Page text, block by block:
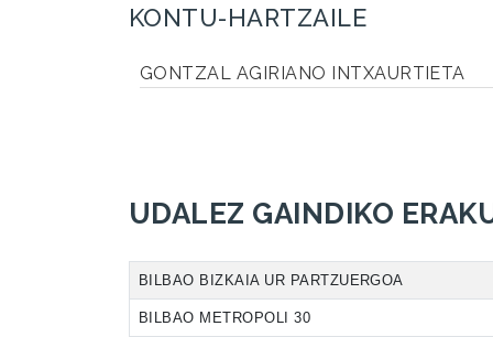
KONTU-HARTZAILE
GONTZAL AGIRIANO INTXAURTIETA
UDALEZ GAINDIKO
BILBAO BIZKAIA UR PARTZUERGOA
BILBAO METROPOLI 30